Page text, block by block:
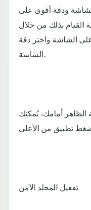
ودقة أقوى على
القيام بذلك من خلال
الشاشة واختر دقة
الشاشة.
أمامك، يُمكنك
تفعيل المجلد الآمن